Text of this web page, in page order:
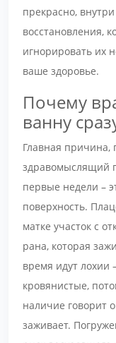
прекрасно,
восстановления,
игнорировать их
ваше здоровье.
Почему
ванну
Главная причина,
здравомыслящий
первые недели –
поверхность.
матке участок с
рана, которая
время идут лохии
кровянистые,
наличие говорит
заживает.